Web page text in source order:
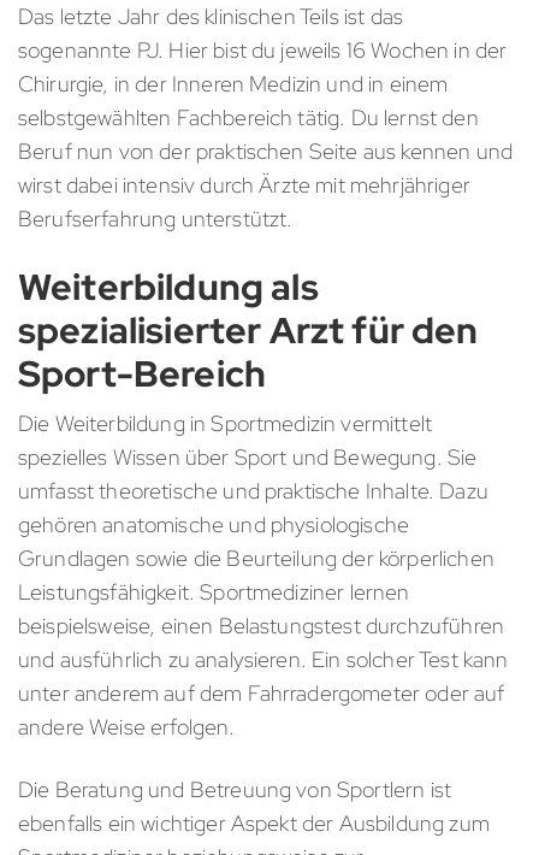
Das letzte Jahr des klinischen Teils ist das
sogenannte PJ. Hier bist du jeweils 16 Wochen in der
Chirurgie, in der Inneren Medizin und in einem
selbstgewählten Fachbereich tätig. Du lernst den
Beruf nun von der praktischen Seite aus kennen und
wirst dabei intensiv durch Ärzte mit mehrjähriger
Berufserfahrung unterstützt.
Weiterbildung als
spezialisierter Arzt für den
Sport-Bereich
Die Weiterbildung in Sportmedizin vermittelt
spezielles Wissen über Sport und Bewegung. Sie
umfasst theoretische und praktische Inhalte. Dazu
gehören anatomische und physiologische
Grundlagen sowie die Beurteilung der körperlichen
Leistungsfähigkeit. Sportmediziner lernen
beispielsweise, einen Belastungstest durchzuführen
und ausführlich zu analysieren. Ein solcher Test kann
unter anderem auf dem Fahrradergometer oder auf
andere Weise erfolgen.
Die Beratung und Betreuung von Sportlern ist
ebenfalls ein wichtiger Aspekt der Ausbildung zum